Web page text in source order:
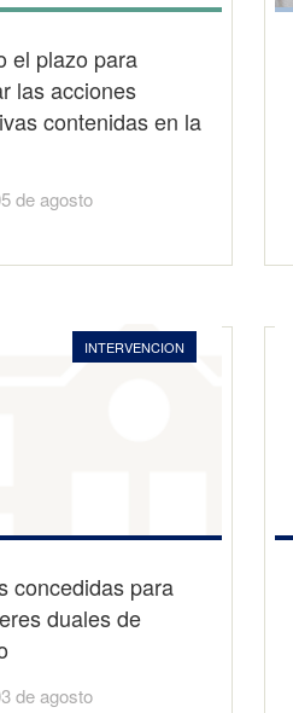
el plazo para
las acciones
contenidas en la
de agosto
INTERVENCION
concedidas para
duales de
de agosto